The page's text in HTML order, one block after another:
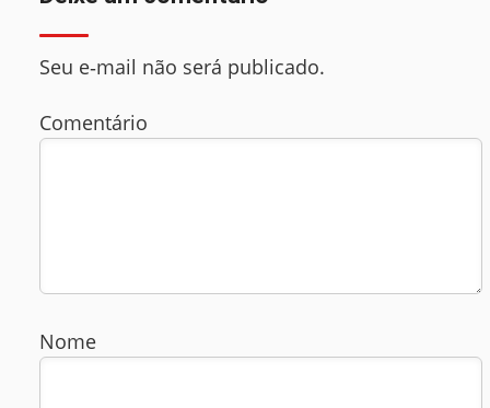
Seu e‑mail não será publicado.
Comentário
Nome